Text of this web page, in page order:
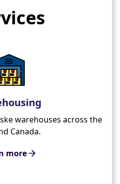
warehouses across the
Canada.
more